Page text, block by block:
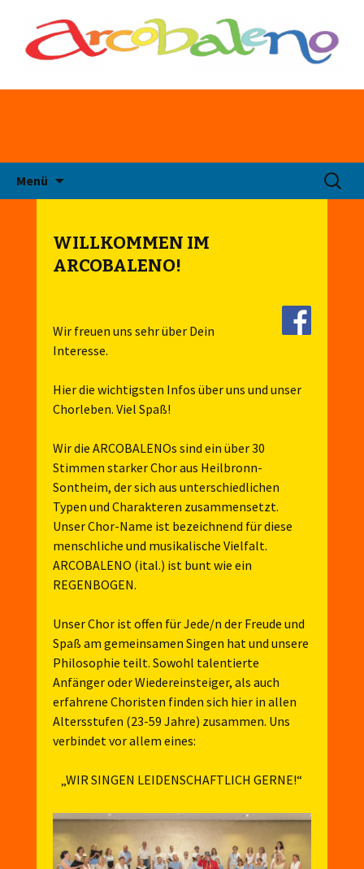
Arcobaleno
Chor in der TSG Heilbronn
Menü
Suchen
nach:
WILLKOMMEN IM
ARCOBALENO!
Wir freuen uns sehr über Dein
Interesse.
Hier die wichtigsten Infos über uns und unser
Chorleben. Viel Spaß!
Wir die ARCOBALENOs sind ein über 30
Stimmen starker Chor aus Heilbronn-
Sontheim, der sich aus unterschiedlichen
Typen und Charakteren zusammensetzt.
Unser Chor-Name ist bezeichnend für diese
menschliche und musikalische Vielfalt.
ARCOBALENO (ital.) ist bunt wie ein
REGENBOGEN.
Unser Chor ist offen für Jede/n der Freude und
Spaß am gemeinsamen Singen hat und unsere
Philosophie teilt. Sowohl talentierte
Anfänger oder Wiedereinsteiger, als auch
erfahrene Choristen finden sich hier in allen
Altersstufen (23-59 Jahre) zusammen. Uns
verbindet vor allem eines:
„WIR SINGEN LEIDENSCHAFTLICH GERNE!“